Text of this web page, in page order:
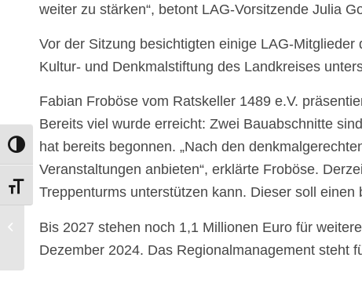
Umschalten auf hohe Kontraste
Schrift vergrößern
weiter zu stärken“, betont LAG-Vorsitzende Julia
Vor der Sitzung besichtigten einige LAG-
Kultur- und Denkmalstiftung des Landkreises
Fabian Froböse vom Ratskeller 1489 e.V.
Bereits viel wurde erreicht: Zwei Bauabschnitte
hat bereits begonnen. „Nach den
Veranstaltungen anbieten“, erklärte Froböse.
Treppenturms unterstützen kann. Dieser soll
Bis 2027 stehen noch 1,1 Millionen Euro für
Dezember 2024. Das Regionalmanagement steht
Übergabe des
Förderbescheids für
Lauenberg